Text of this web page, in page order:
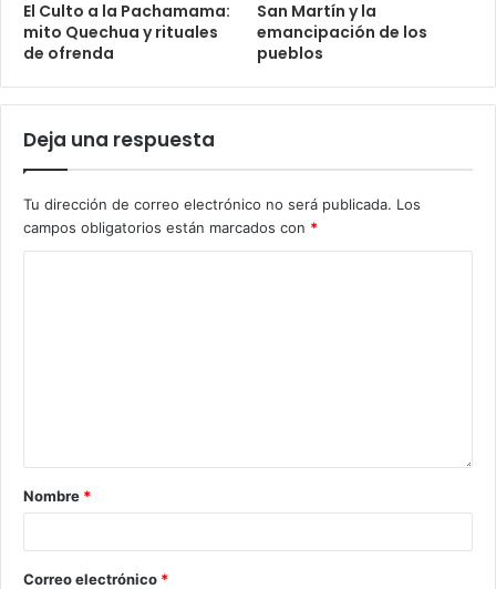
El Culto a la Pachamama:
mito Quechua y rituales
de ofrenda
San Martín y la
emancipación de los
pueblos
Deja una respuesta
Tu dirección de correo electrónico no será publicada. Los
campos obligatorios están marcados con *
Nombre *
Correo electrónico *